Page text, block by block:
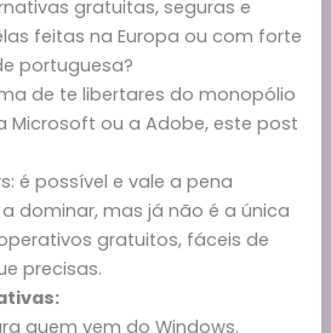
gratuitas, seguras e
feitas na Europa ou com forte
portuguesa?
de te libertares do monopólio
Microsoft ou a Adobe, este post
é possível e vale a pena
dominar, mas já não é a única
gratuitos, fáceis de
precisas.
quem vem do Windows.